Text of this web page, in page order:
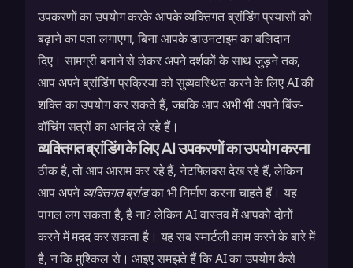
उपकरणों का उपयोग करके आपके व्यक्तिगत ब्रांडिंग प्रयासों को
बढ़ाने का पता लगाएगा, बिना आपके डाउनटाइम का बलिदान
दिए। सामग्री बनाने से लेकर अपने दर्शकों के साथ जुड़ने तक,
आप अपने ब्रांडिंग प्रक्रिया को सुव्यवस्थित करने के लिए AI की
शक्ति का उपयोग कर सकते हैं, जबकि आप अभी भी अपने बिंज-
वॉचिंग सत्रों का आनंद ले रहे हैं।
व्यक्तिगत ब्रांडिंग के लिए AI उपकरणों का उपयोग करना
ठीक है, तो आप आराम कर रहे हैं, नेटफ्लिक्स देख रहे हैं, लेकिन
आप अपनेव्यक्तिगत ब्रांडका भी निर्माण करना चाहते हैं। यह
पागल लग सकता है, है ना? लेकिन AI वास्तव में आपको दोनों
करने में मदद कर सकता है। यह सब स्मार्टली काम करने के बारे में
है, न कि मुश्किल से। आइए समझते हैं कि AI का उपयोग कैसे